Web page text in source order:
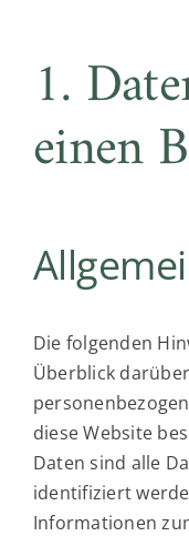
1.
einen
Die folgenden
Überblick
diese Website
Daten sind alle
identifiziert
Informationen